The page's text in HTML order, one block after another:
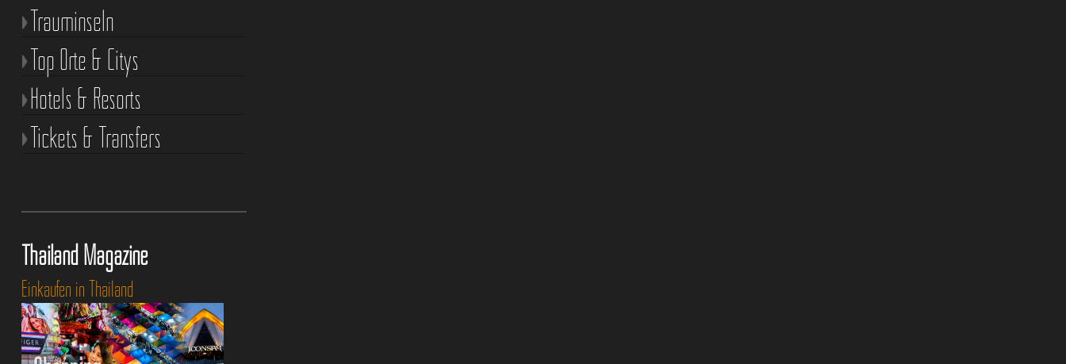
Trauminseln
Top Orte & Citys
Hotels & Resorts
Tickets & Transfers
Thailand Magazine
Einkaufen in Thailand